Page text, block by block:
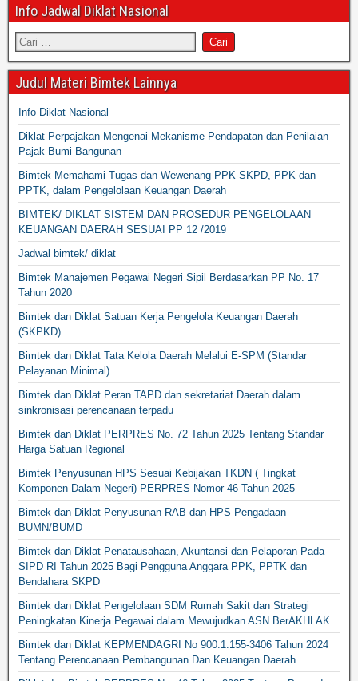
Info Jadwal Diklat Nasional
Judul Materi Bimtek Lainnya
Info Diklat Nasional
Diklat Perpajakan Mengenai Mekanisme Pendapatan dan Penilaian
Pajak Bumi Bangunan
Bimtek Memahami Tugas dan Wewenang PPK-SKPD, PPK dan
PPTK, dalam Pengelolaan Keuangan Daerah
BIMTEK/ DIKLAT SISTEM DAN PROSEDUR PENGELOLAAN
KEUANGAN DAERAH SESUAI PP 12 /2019
Jadwal bimtek/ diklat
Bimtek Manajemen Pegawai Negeri Sipil Berdasarkan PP No. 17
Tahun 2020
Bimtek dan Diklat Satuan Kerja Pengelola Keuangan Daerah
(SKPKD)
Bimtek dan Diklat Tata Kelola Daerah Melalui E-SPM (Standar
Pelayanan Minimal)
Bimtek dan Diklat Peran TAPD dan sekretariat Daerah dalam
sinkronisasi perencanaan terpadu
Bimtek dan Diklat PERPRES No. 72 Tahun 2025 Tentang Standar
Harga Satuan Regional
Bimtek Penyusunan HPS Sesuai Kebijakan TKDN ( Tingkat
Komponen Dalam Negeri) PERPRES Nomor 46 Tahun 2025
Bimtek dan Diklat Penyusunan RAB dan HPS Pengadaan
BUMN/BUMD
Bimtek dan Diklat Penatausahaan, Akuntansi dan Pelaporan Pada
SIPD RI Tahun 2025 Bagi Pengguna Anggara PPK, PPTK dan
Bendahara SKPD
Bimtek dan Diklat Pengelolaan SDM Rumah Sakit dan Strategi
Peningkatan Kinerja Pegawai dalam Mewujudkan ASN BerAKHLAK
Bimtek dan Diklat KEPMENDAGRI No 900.1.155-3406 Tahun 2024
Tentang Perencanaan Pembangunan Dan Keuangan Daerah